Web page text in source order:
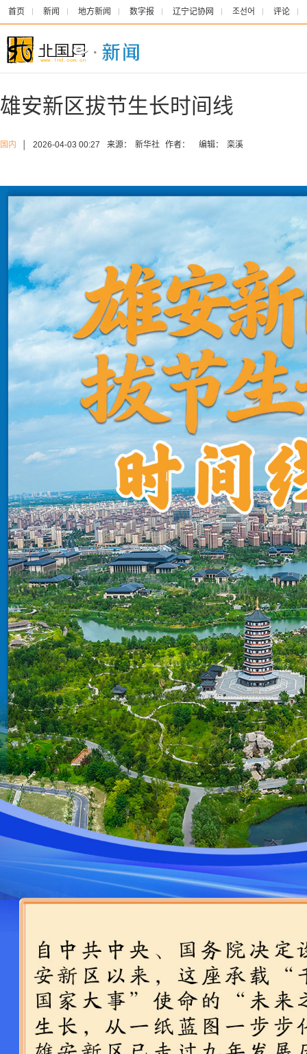
首页 新闻 地方新闻 数字报 辽宁记协网 조선어 评论
雄安新区拔节生长时间线
国内 2026-04-03 00:27 来源： 新华社 作者： 编辑： 栾溪